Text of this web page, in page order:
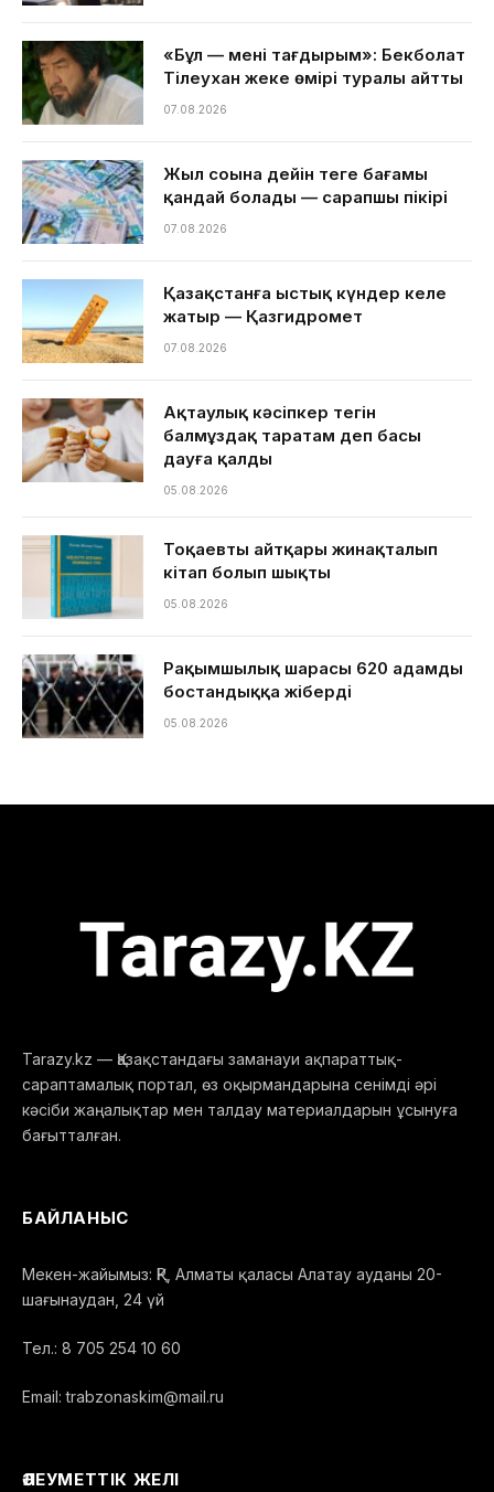
«Бұл — менің тағдырым»: Бекболат
Тілеухан жеке өмірі туралы айтты
07.08.2026
Жыл соңына дейін теңге бағамы
қандай болады — сарапшы пікірі
07.08.2026
Қазақстанға ыстық күндер келе
жатыр — Қазгидромет
07.08.2026
Ақтаулық кәсіпкер тегін
балмұздақ таратам деп басы
дауға қалды
05.08.2026
Тоқаевтың айтқары жинақталып
кітап болып шықты
05.08.2026
Рақымшылық шарасы 620 адамды
бостандыққа жіберді
05.08.2026
Tarazy.kz — Қазақстандағы заманауи ақпараттық-
сараптамалық портал, өз оқырмандарына сенімді әрі
кәсіби жаңалықтар мен талдау материалдарын ұсынуға
бағытталған.
БАЙЛАНЫС
Мекен-жайымыз: ҚР, Алматы қаласы Алатау ауданы 20-
шағынаудан, 24 үй
Тел.: 8 705 254 10 60
Email: trabzonaskim@mail.ru
ӘЛЕУМЕТТІК ЖЕЛІ